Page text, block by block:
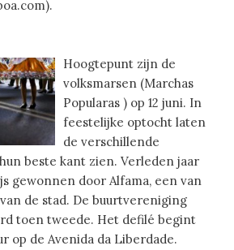
).
Hoogtepunt zijn de
volksmarsen (Marchas
Popularas) op 12 juni. In
feestelijke optocht laten
de verschillende
beste kant zien. Verleden jaar
gewonnen door Alfama, een van
de stad. De buurtvereniging
toen tweede. Het defilé begint
op de Avenida da Liberdade.